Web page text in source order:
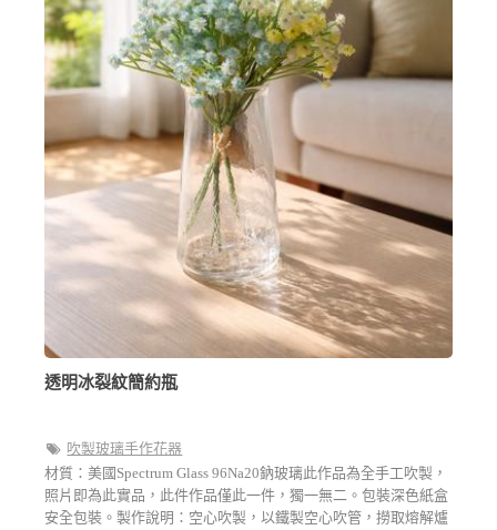
透明冰裂紋簡約瓶
吹製玻璃手作花器
材質：美國Spectrum Glass 96Na20鈉玻璃此作品為全手工吹製，
照片即為此實品，此件作品僅此一件，獨一無二。包裝深色紙盒
安全包裝。製作說明：空心吹製，以鐵製空心吹管，撈取熔解爐